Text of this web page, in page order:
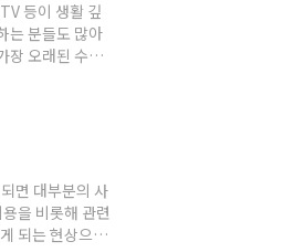
등이 생활 깊
는 분들도 많아
장 오래된 수술
환자 각막의
면 대부분의 사
을 비롯해 관련
되는 현상으로